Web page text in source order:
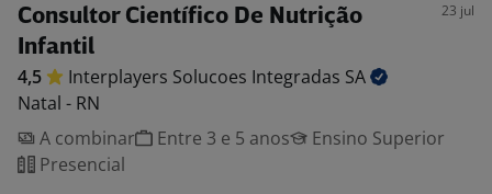
Consultor Científico De Nutrição
Infantil
23 jul
4,5 Interplayers Solucoes Integradas SA
Natal - RN
A combinar
Entre 3 e 5 anos
Ensino Superior
Presencial